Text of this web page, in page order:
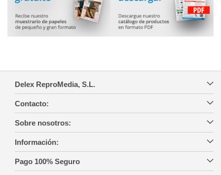
Delex ReproMedia, S.L.
Contacto:
Sobre nosotros:
Información:
Pago 100% Seguro